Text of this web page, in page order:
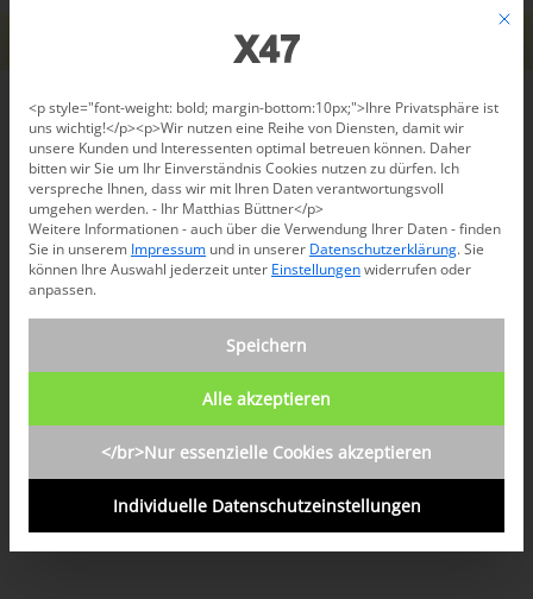
X47@X47.com
/ Shop / Schreibgeräte / No. 1
Mit
Datenschutzeinstellungen
<p style="font-weight: bold; margin-bottom:10px;">Ihre Privatsphäre ist
uns wichtig!</p><p>Wir nutzen eine Reihe von Diensten, damit wir
unsere Kunden und Interessenten optimal betreuen können. Daher
bitten wir Sie um Ihr Einverständnis Cookies nutzen zu dürfen. Ich
verspreche Ihnen, dass wir mit Ihren Daten verantwortungsvoll
umgehen werden. - Ihr Matthias Büttner</p>
Weitere Informationen - auch über die Verwendung Ihrer Daten - finden
Sie in unserem Impressum und in unserer Datenschutzerklärung.Sie
können Ihre Auswahl jederzeit unter Einstellungenwiderrufen oder
anpassen.
Speichern
Alle akzeptieren
</br>Nur essenzielle Cookies akzeptieren
Individuelle Datenschutzeinstellungen